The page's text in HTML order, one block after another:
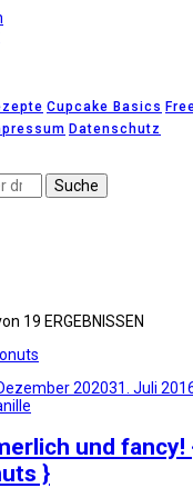
Cupcake Basics
Datenschutz
19 ERGEBNISSEN
202031. Juli
und fancy!
}